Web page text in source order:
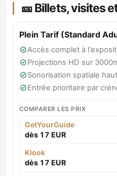
🎫 Billets, visites
Plein Tarif (Standard
Accès complet à
Projections HD sur
Sonorisation spatiale
Entrée prioritaire par
COMPARER LES PRIX
GetYourGuide
dès 17 EUR
Klook
dès 17 EUR